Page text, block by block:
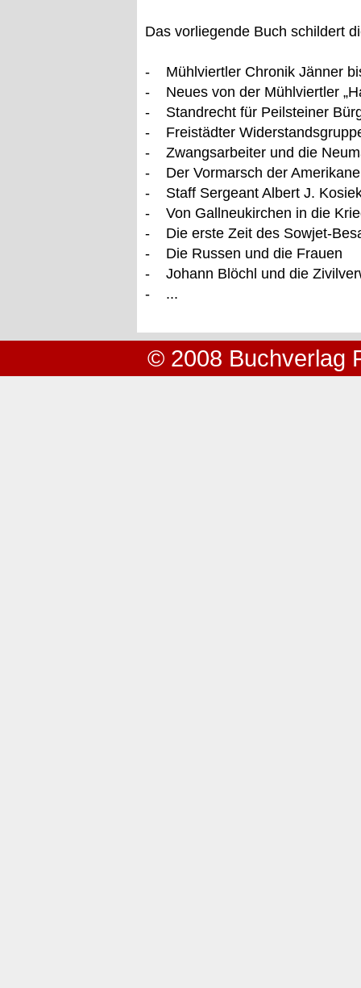
Das vorliegende Buch schildert
- Mühlviertler Chronik Jänner
- Neues von der Mühlviertler
- Standrecht für Peilsteiner
- Freistädter
- Zwangsarbeiter und die
- Der Vormarsch der
- Staff Sergeant Albert J.
- Von Gallneukirchen in die
- Die erste Zeit des Sowjet-
- Die Russen und die Frauen
- Johann Blöchl und die
- ...
© 2008 Buchverlag